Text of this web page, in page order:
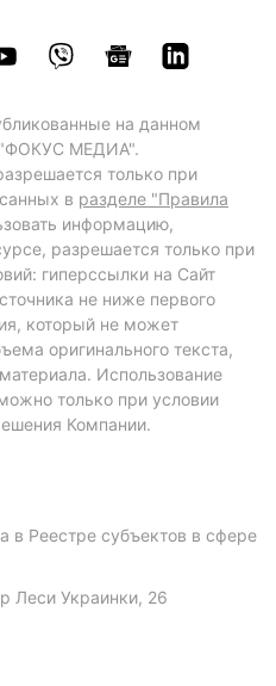
на данном
"ФОКУС МЕДИА".
только при
в разделе "Правила
информацию,
разрешается только при
гиперссылки на Сайт
не ниже первого
который не может
оригинального текста,
Использование
только при условии
Компании.
в Реестре субъектов в сфере
Леси Украинки, 26